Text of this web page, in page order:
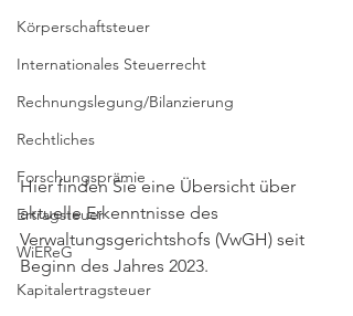
Körperschaftsteuer
Internationales Steuerrecht
Rechnungslegung/Bilanzierung
Rechtliches
Forschungsprämie
Ertragsteuer
WiEReG
Kapitalertragsteuer
Hier finden Sie eine Übersicht über
aktuelle Erkenntnisse des
Verwaltungsgerichtshofs (VwGH) seit
Beginn des Jahres 2023.